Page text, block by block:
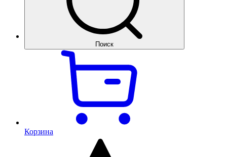
Поиск
Корзина